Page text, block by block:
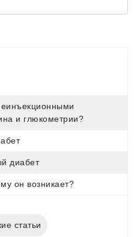
и глюкометрии?
диабет
он возникает?
статьи